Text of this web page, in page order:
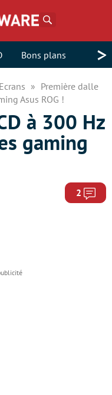
Bons plans >
Ecrans
Première dalle
Asus ROG !
à 300 Hz
gaming
2